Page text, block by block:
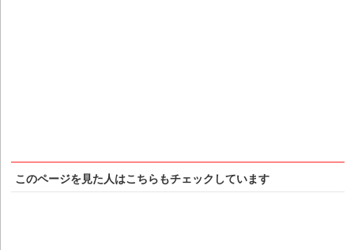
このページを見た人はこちらもチェックしています